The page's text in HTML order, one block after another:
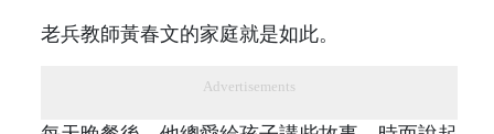
老兵教師黃春文的家庭就是如此。
Advertisements